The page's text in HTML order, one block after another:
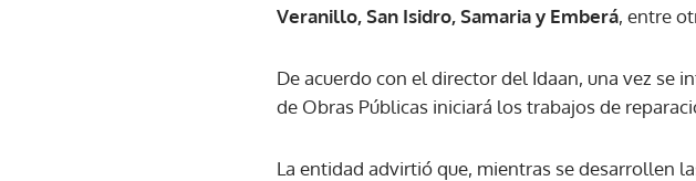
Gracias por
Veranillo, San Isidro, Samaria y Emberá, entre
De acuerdo con el director del Idaan, una vez se
de Obras Públicas iniciará los trabajos de
La entidad advirtió que, mientras se desarrollen